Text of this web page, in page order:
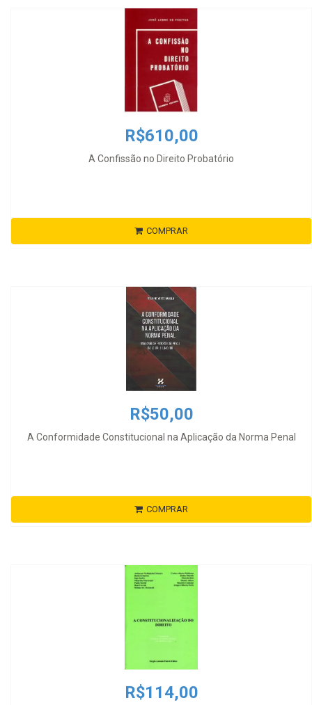
R$610,00
A Confissão no Direito Probatório
COMPRAR
R$50,00
A Conformidade Constitucional na Aplicação da Norma Penal
COMPRAR
R$114,00